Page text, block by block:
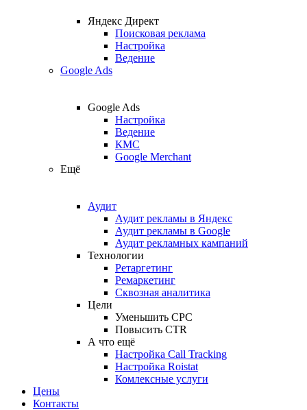
Яндекс Директ
Поисковая реклама
Настройка
Ведение
Google Ads
Google Ads
Настройка
Ведение
КМС
Google Merchant
Ещё
Аудит
Аудит рекламы в Яндекс
Аудит рекламы в Google
Аудит рекламных кампаний
Технологии
Ретаргетинг
Ремаркетинг
Сквозная аналитика
Цели
Уменьшить CPC
Повысить CTR
А что ещё
Настройка Call Tracking
Настройка Roistat
Комлексные услуги
Цены
Контакты